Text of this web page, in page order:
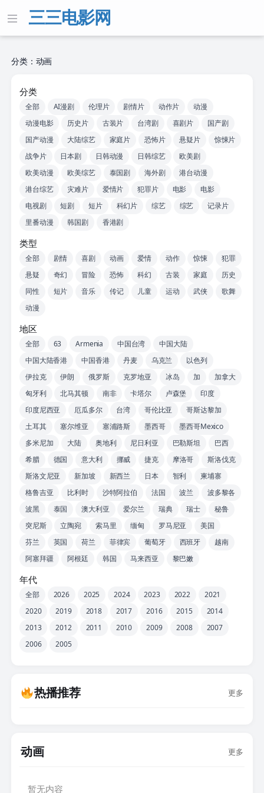
三三电影网
分类：动画
分类
全部 AI漫剧 伦理片 剧情片 动作片
动漫
动漫电影
历史片 古装片 台湾剧 喜剧片
国产剧
国产动漫
大陆综艺 家庭片 恐怖片 悬疑片
惊悚片
战争片
日本剧 日韩动漫 日韩综艺
欧美剧
欧美动漫
欧美综艺 泰国剧 海外剧
港台动漫
港台综艺
灾难片 爱情片 犯罪片 电影
电影
电视剧
短剧 短片 科幻片 综艺 综艺
记录片
里番动漫
韩国剧 香港剧
类型
全部 剧情 喜剧 动画 爱情 动作 惊悚
犯罪
悬疑
奇幻 冒险 恐怖 科幻 古装 家庭
历史
同性
短片 音乐 传记 儿童 运动 武侠
歌舞
动漫
地区
全部 63 Armenia 中国台湾
中国大陆
中国大陆香港
中国香港 丹麦 乌克兰
以色列
伊拉克
伊朗 俄罗斯 克罗地亚 冰岛 加
加拿大
匈牙利
北马其顿 南非 卡塔尔 卢森堡
印度
印度尼西亚
厄瓜多尔 台湾 哥伦比亚
哥斯达黎加
土耳其
塞尔维亚 塞浦路斯 墨西哥
墨西哥Mexico
多米尼加
大陆 奥地利 尼日利亚 巴勒斯坦
巴西
希腊
德国 意大利 挪威 捷克 摩洛哥
斯洛伐克
斯洛文尼亚
新加坡 新西兰 日本 智利
柬埔寨
格鲁吉亚
比利时 沙特阿拉伯 法国 波兰
波多黎各
波黑
泰国 澳大利亚 爱尔兰 瑞典 瑞士
秘鲁
突尼斯
立陶宛 索马里 缅甸 罗马尼亚
美国
芬兰
英国 荷兰 菲律宾 葡萄牙 西班牙
越南
阿塞拜疆
阿根廷 韩国 马来西亚 黎巴嫩
年代
全部 2026 2025 2024 2023 2022
2021
2020
2019 2018 2017 2016 2015
2014
2013
2012 2011 2010 2009 2008
2007
2006
2005
热播推荐 更多
动画 更多
暂无内容